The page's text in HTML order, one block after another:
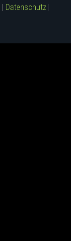
| Datenschutz |